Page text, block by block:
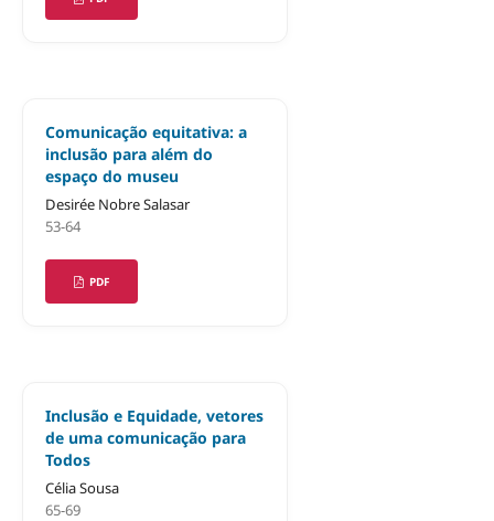
Comunicação equitativa: a
inclusão para além do
espaço do museu
Desirée Nobre Salasar
53-64
PDF
Inclusão e Equidade, vetores
de uma comunicação para
Todos
Célia Sousa
65-69